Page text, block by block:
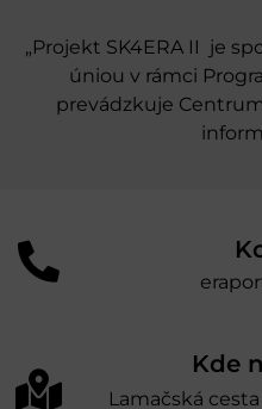
„Projekt SK4ERA II je
úniou v rámci
prevádzkuje
Kde
Lamačská